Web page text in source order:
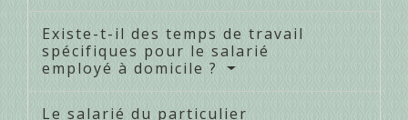
Existe-t-il des temps de travail
spécifiques pour le salarié
employé à domicile ?
Le salarié du particulier